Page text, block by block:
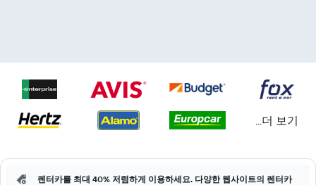
...더 보기
렌터카를 최대 40% 저렴하게 이용하세요. 다양한 웹사이트의 렌터카